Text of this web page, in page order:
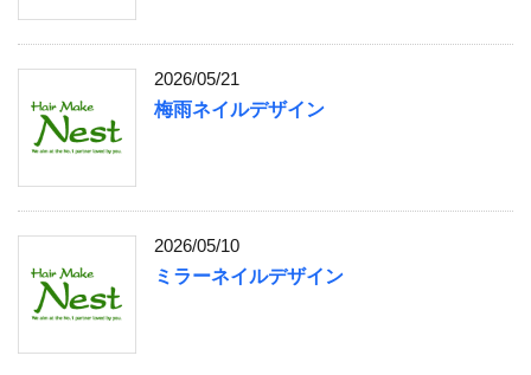
2026/05/21
梅雨ネイルデザイン
2026/05/10
ミラーネイルデザイン